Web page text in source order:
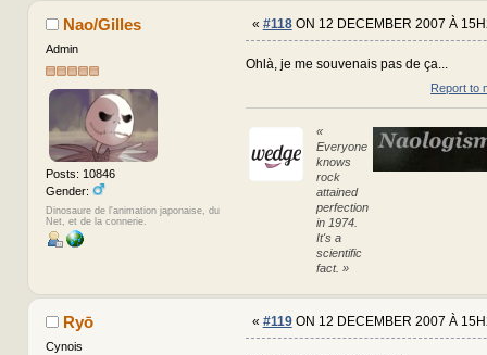
Nao/Gilles
Admin
Posts: 10846
Gender:
Dinosaure de l'animation japonaise, du
Net, et de la connerie.
« #118ON 12 DECEMBER 2007 À
Ohlà, je me souvenais pas de ça...
Report to
«
Everyone
knows
rock
attained
perfection
in 1974.
It's a
scientific
fact. »
Ryō
Cynois
« #119ON 12 DECEMBER 2007 À